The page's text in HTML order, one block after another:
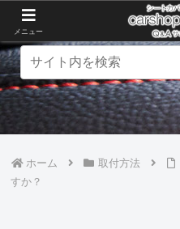
ホーム 取付方法
すか？
メニュー